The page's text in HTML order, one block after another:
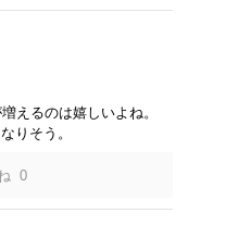
えるのは嬉しいよね。
りそう。
0